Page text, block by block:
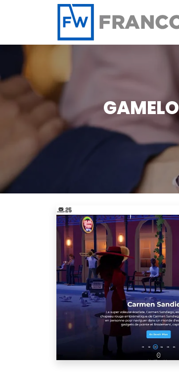
Panneau de gestion des cookies